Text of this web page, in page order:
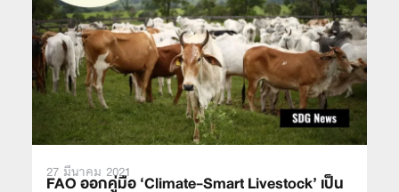
27 มีนาคม 2021
FAO ออกคู่มือ ‘Climate-Smart Livestock’ เป็น